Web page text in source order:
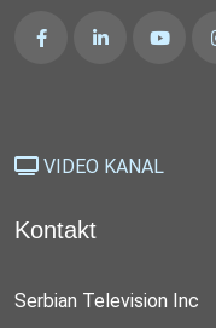
VIDEO KANAL
Kontakt
Serbian Television Inc